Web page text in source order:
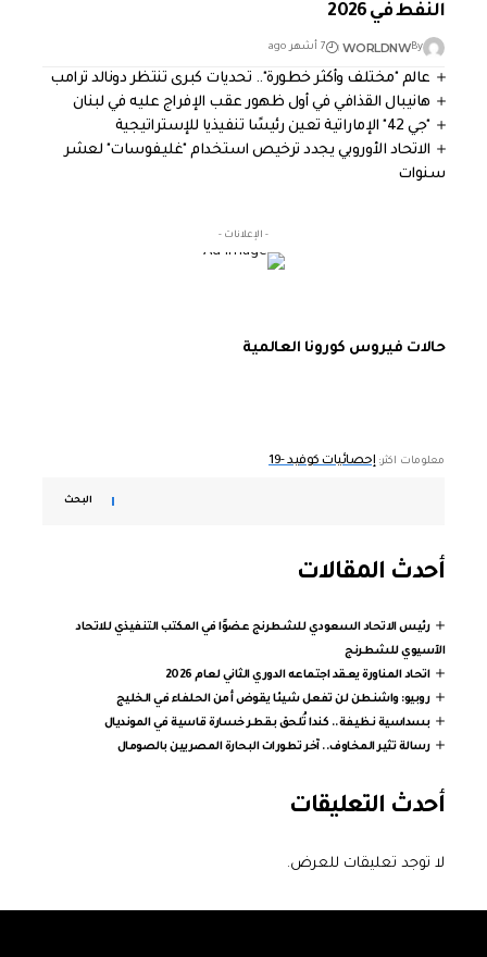
النفط في 2026
By
WORLDNW 7 أشهر ago
عالم "مختلف وأكثر خطورة".. تحديات كبرى تنتظر دونالد ترامب
هانيبال القذافي في أول ظهور عقب الإفراج عليه في لبنان
"جي 42" الإماراتية تعين رئيسًا تنفيذيا للإستراتيجية
الاتحاد الأوروبي يجدد ترخيص استخدام "غليفوسات" لعشر
سنوات
- الإعلانات -
حالات فيروس كورونا العالمية
معلومات اكثر: إحصائيات كوفيد -19
البحث
أحدث المقالات
رئيس الاتحاد السعودي للشطرنج عضوًا في المكتب التنفيذي للاتحاد
الآسيوي للشطرنج
اتحاد المناورة يعقد اجتماعه الدوري الثاني لعام 2026
روبيو: واشنطن لن تفعل شيئا يقوض أمن الحلفاء في الخليج
بسداسية نظيفة.. كندا تُلحق بقطر خسارة قاسية في المونديال
رسالة تثير المخاوف.. آخر تطورات البحارة المصريين بالصومال
أحدث التعليقات
لا توجد تعليقات للعرض.